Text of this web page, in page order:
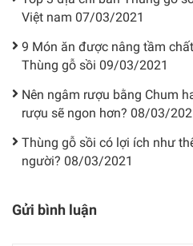
Việt nam 07/03/2021
9 Món ăn được nâng tầm
Thùng gỗ sồi 09/03/2021
Nên ngâm rượu bằng Chum
rượu sẽ ngon hơn? 08/03/
Thùng gỗ sồi có lợi ích như
người? 08/03/2021
Gửi bình luận